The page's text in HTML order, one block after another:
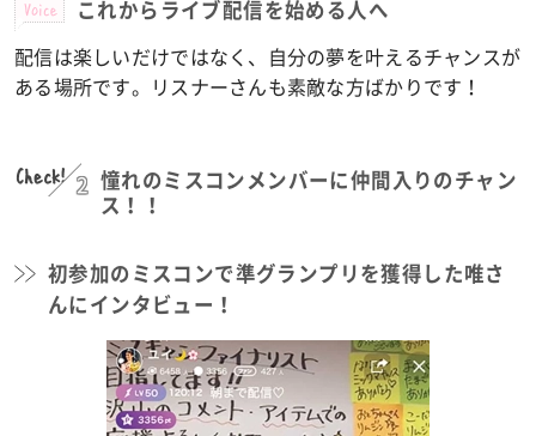
Voice これからライブ配信を始める人へ
配信は楽しいだけではなく、自分の夢を叶えるチャンスが
ある場所です。リスナーさんも素敵な方ばかりです！
Check! 2 憧れのミスコンメンバーに仲間入りのチャン
ス！！
初参加のミスコンで準グランプリを獲得した唯さ
んにインタビュー！